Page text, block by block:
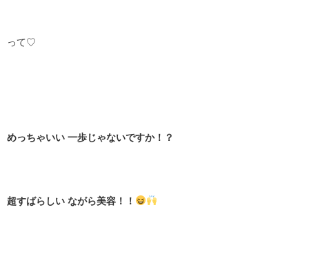
って♡
めっちゃいい 一歩じゃないですか！？
超すばらしい ながら美容！！